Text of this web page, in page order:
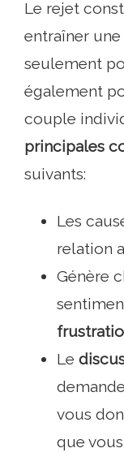
Le rejet
entraîner
seulement
également
couple
principales
suivants:
Les
relation
Génère
Le
vous
que